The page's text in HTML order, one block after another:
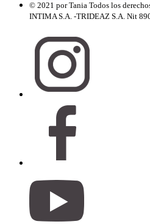
© 2021 por Tania Todos los
INTIMA S.A. -TRIDEAZ S.A. Nit